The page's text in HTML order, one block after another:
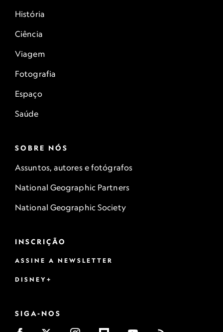
História
Ciência
Viagem
Fotografia
Espaço
Saúde
SOBRE NÓS
Assuntos, autores e fotógrafos
National Geographic Partners
National Geographic Society
INSCRIÇÃO
ASSINE A NEWSLETTER
DISNEY+
SIGA-NOS